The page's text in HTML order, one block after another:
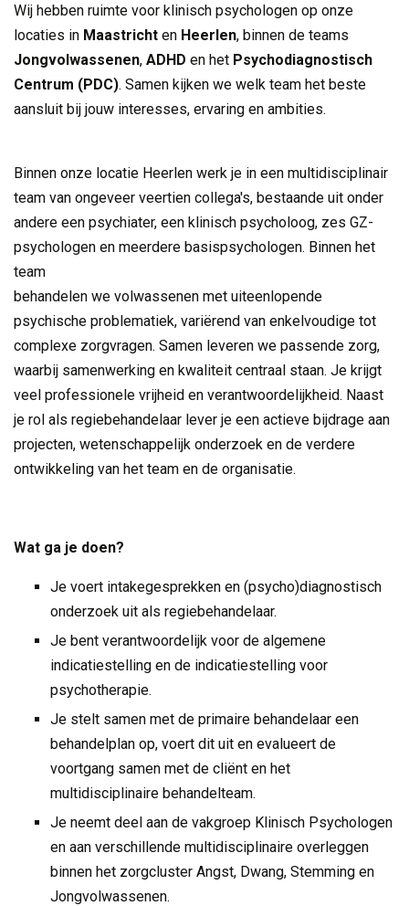
Wij hebben ruimte voor klinisch psychologen op onze
locaties in Maastricht en Heerlen, binnen de teams
Jongvolwassenen, ADHD en het Psychodiagnostisch
Centrum (PDC). Samen kijken we welk team het beste
aansluit bij jouw interesses, ervaring en ambities.
Binnen onze locatie Heerlen werk je in een multidisciplinair
team van ongeveer veertien collega's, bestaande uit onder
andere een psychiater, een klinisch psycholoog, zes GZ-
psychologen en meerdere basispsychologen. Binnen het
team
behandelen we volwassenen met uiteenlopende
psychische problematiek, variërend van enkelvoudige tot
complexe zorgvragen. Samen leveren we passende zorg,
waarbij samenwerking en kwaliteit centraal staan. Je krijgt
veel professionele vrijheid en verantwoordelijkheid. Naast
je rol als regiebehandelaar lever je een actieve bijdrage aan
projecten, wetenschappelijk onderzoek en de verdere
ontwikkeling van het team en de organisatie.
Wat ga je doen?
Je voert intakegesprekken en (psycho)diagnostisch
onderzoek uit als regiebehandelaar.
Je bent verantwoordelijk voor de algemene
indicatiestelling en de indicatiestelling voor
psychotherapie.
Je stelt samen met de primaire behandelaar een
behandelplan op, voert dit uit en evalueert de
voortgang samen met de cliënt en het
multidisciplinaire behandelteam.
Je neemt deel aan de vakgroep Klinisch Psychologen
en aan verschillende multidisciplinaire overleggen
binnen het zorgcluster Angst, Dwang, Stemming en
Jongvolwassenen.